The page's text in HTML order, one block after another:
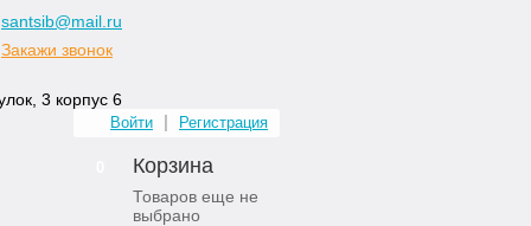
santsib@mail.ru
Закажи звонок
3 корпус 6
Войти Регистрация
Корзина
Товаров еще не
выбрано